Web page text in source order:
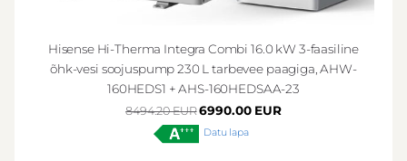
Hisense Hi-Therma Integra Combi 16.0 kW 3-faasiline
õhk-vesi soojuspump 230 L tarbevee paagiga, AHW-
160HEDS1 + AHS-160HEDSAA-23
8494.20 EUR6990.00 EUR
Datu lapa